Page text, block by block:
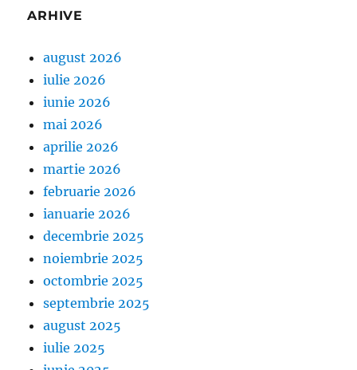
ARHIVE
august 2026
iulie 2026
iunie 2026
mai 2026
aprilie 2026
martie 2026
februarie 2026
ianuarie 2026
decembrie 2025
noiembrie 2025
octombrie 2025
septembrie 2025
august 2025
iulie 2025